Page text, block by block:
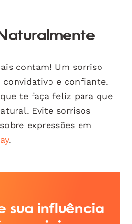
contam! Um sorriso
convidativo e confiante.
te faça feliz para que
Evite sorrisos
expressões em
.
sua influência